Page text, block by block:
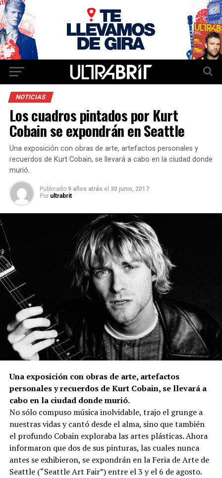
NOTICIAS
Los cuadros pintados por Kurt
Cobain se expondrán en Seattle
Una exposición con obras de arte, artefactos personales y
recuerdos de Kurt Cobain, se llevará a cabo en la ciudad donde
murió.
Publicado 9 años atrás el 30 junio, 2017
Por ultrabrit
Una exposición con obras de arte, artefactos
personales y recuerdos de Kurt Cobain, se llevará a
cabo en la ciudad donde murió.
No sólo compuso música inolvidable, trajo el grunge a
nuestras vidas y cantó desde el alma, sino que también
el profundo Cobain exploraba las artes plásticas. Ahora
informaron que dos de sus pinturas, las cuales nunca
antes se exhibieron, se expondrán en la Feria de Arte de
Seattle (“Seattle Art Fair”) entre el 3 y el 6 de agosto.